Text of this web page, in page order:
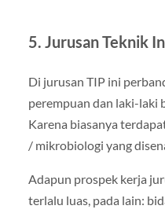
5. Jurusan Teknik
Di jurusan TIP ini
perempuan dan laki-laki
Karena biasanya
/ mikrobiologi yang
Adapun prospek kerja
terlalu luas, pada lain: